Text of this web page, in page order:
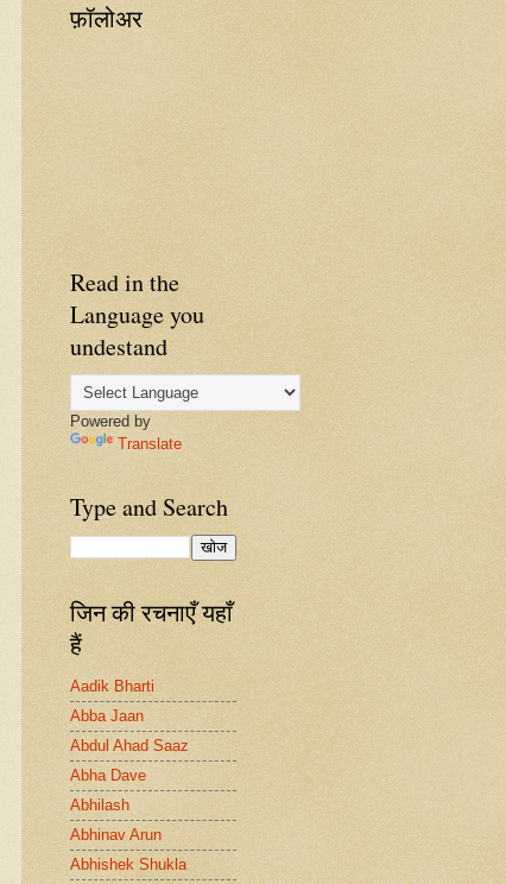
फ़ॉलोअर
Read in the
Language you
undestand
Powered by
Translate
Type and Search
जिन की रचनाएँ यहाँ
हैं
Aadik Bharti
Abba Jaan
Abdul Ahad Saaz
Abha Dave
Abhilash
Abhinav Arun
Abhishek Shukla